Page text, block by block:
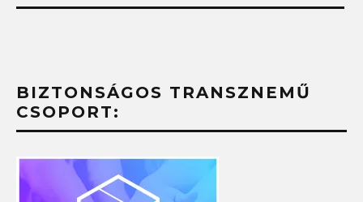
BIZTONSÁGOS TRANSZNEMŰ
CSOPORT: